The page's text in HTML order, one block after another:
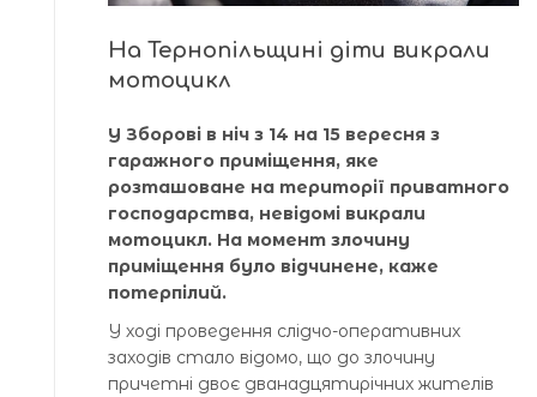
На Тернопільщині діти викрали
мотоцикл
У Зборові в ніч з 14 на 15 вересня з
гаражного приміщення, яке
розташоване на території приватного
господарства, невідомі викрали
мотоцикл. На момент злочину
приміщення було відчинене, каже
потерпілий.
У ході проведення слідчо-оперативних
заходів стало відомо, що до злочину
причетні двоє дванадцятирічних жителів